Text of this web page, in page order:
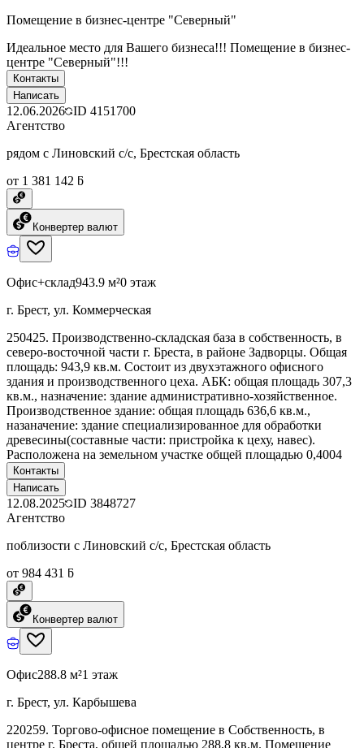
Помещение в бизнес-центре "Северный"
Идеальное место для Вашего бизнеса!!! Помещение в бизнес-
центре "Северный"!!!
Контакты
Написать
12.06.2026 ID 4151700
Агентство
рядом с Линовский с/с, Брестская область
от 1 381 142 ƃ
Конвертер валют
Офис+склад943.9 м²0 этаж
г. Брест, ул. Коммерческая
250425. Производственно-складская база в собственность, в
северо-восточной части г. Бреста, в районе Задворцы. Общая
площадь: 943,9 кв.м. Состоит из двухэтажного офисного
здания и производственного цеха. АБК: общая площадь 307,3
кв.м., назначение: здание административно-хозяйственное.
Производственное здание: общая площадь 636,6 кв.м.,
назаначение: здание специализированное для обработки
древесины(составные части: пристройка к цеху, навес).
Расположена на земельном участке общей площадью 0,4004
Контакты
Написать
12.08.2025 ID 3848727
Агентство
поблизости с Линовский с/с, Брестская область
от 984 431 ƃ
Конвертер валют
Офис288.8 м²1 этаж
г. Брест, ул. Карбышева
220259. Торгово-офисное помещение в Собственность, в
центре г. Бреста, общей площадью 288,8 кв.м. Помещение